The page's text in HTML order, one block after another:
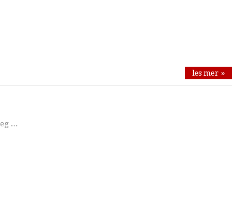
les mer »
...